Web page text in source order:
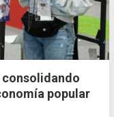
consolidando
popular